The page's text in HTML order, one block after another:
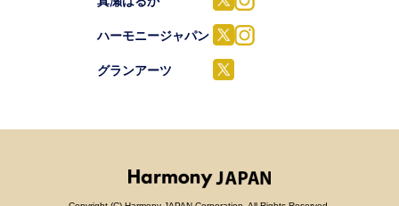
ハーモニージャパン
グランアーツ